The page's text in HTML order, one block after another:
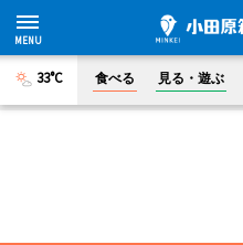
33°C 食べる 見る・遊ぶ